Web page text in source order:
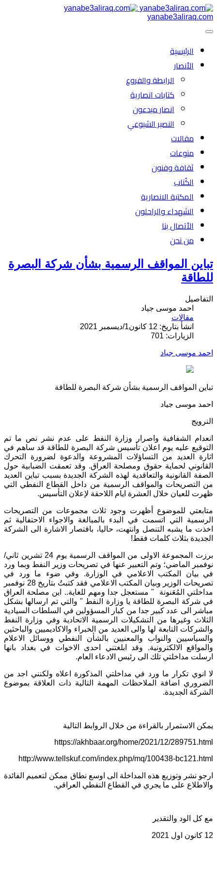
yanabe3aliraq.com
الرئیسية
الأنصار
الرابطة والفروع
كتابات انصارية
انصار مبدعون
النصیر الشیوعي
مقالات
منوعات
ثقافة وفنون
الكُتاب
المكتبة الانصارية
الشهداء والراحلون
الأتصال بنا
من نحن
تباين المواقف الرسمية بشأن شركة البصرة
للطاقة
التفاصيل
احمد موسى جياد
مقالات
انشأ بتاريخ: 12 كانون1/ديسمبر 2021
الزيارات: 701
احمد موسى جياد
تباين المواقف الرسمية بشأن شركة البصرة للطاقة
احمد موسى جياد
النرويج
انعدام الشفافية واصرار وزارة النفط على عدم نشر نص ما تم
التوقيع عليه يوم اعلان تأسيس شركة البصرة للطاقة قد ساهم في
اثارة العديد من التساؤلات المشروعة والدعوة لضرورة التحرك
القانوني لحماية حقوق ومصلحة العراق. وقد تعمقت الضبابية حول
الصفة القانونية والتعاقدية لهذه الشركة الجديدة بسبب تباين العديد
من التصريحات والمواقف الرسمية من داخل القطاع النفطي التي
ظهرت للعيان خلال العشرة ايام اللاحقة لإعلان التأسيس.
متابعتي للموضوع أظهرت وجود ثلاث مجموعات من التصريحات
الرسمية التي اتسمت في البدء بالمبالغة والاجواء الاحتفالية ثم
اخذت ما يشبه التنصل وانتهت، حاليا، باقتصار الاشارة الى الشركة
الجديدة بثلاث كلمات فقط!
برزت المجموعة الاولى من المواقف الرسمية يوم 24 تشرين ثاني/
نوفمبر الماضي؛ وتم التعبير عنها في تصريحات وزير النفط وبما ورد
في بيان المكتب الاعلامي في الوزارة. وفي ضوء ما ورد في
تصريحات الوزير وبيان المكتب الاعلامي فقد كتبتُ بتاريخ 28 نوفمبر
مداخلتي المُعَنونة " مستعجل جدا ومهم للغاية.. اين مصلحة العراق
في شركة البصرة للطاقة يا وزارة النفط " والتي تم ارسالها بشكل
مباشر الى عدد كبير جدا من كبار المسؤولين في السلطات السيادية
الثلاث وغيرها من التشكيلات الرسمية الاتحادية وفي وزارة النفط
والشركات التابعة لها والى العديد من الخبراء والاكاديميين والباحثين
والسياسيين والنواب والمعنيين بالشأن النفطي ووسائل الاعلام
والمواقع الالكترونية. وقد ابلغتني احدى الاخوات في بغداد بانها
ارسلت مداخلتي تلك الى رئيس الادعاء العام.
لا انوي تكرار ما ورد في مداخلتي المذكورة اعلاه ولكنني اجد من
الضروري اضافة الملاحظات المهمة التالية ذات العلاقة بموضوع
الشركة الجديدة.
يمكن الاستمرار بالقراءة من خلال الروابط التالية
https://akhbaar.org/home/2021/12/289751.html
http://www.tellskuf.com/index.php/mq/100438-bc121.html
ارجو نشر وتوزيع هذه المداخلة الى اوسع نطاق ممكن لتعميم الفائدة
والاطلاع على ما يجري في القطاع النفطي العراقي.
مع كل الود والتقدير
12 كانون اول 2021